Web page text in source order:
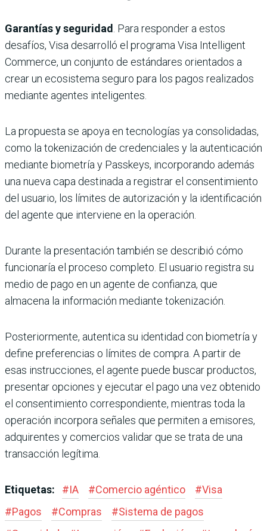
Garantías y seguridad . Para responder a estos
desafíos, Visa desarrolló el programa Visa Intelligent
Commerce, un conjunto de estándares orientados a
crear un ecosistema seguro para los pagos realizados
mediante agentes inteligentes.
La propuesta se apoya en tecnologías ya consolidadas,
como la tokenización de credenciales y la autenticación
mediante biometría y Passkeys, incorporando además
una nueva capa destinada a registrar el consentimiento
del usuario, los límites de autorización y la identificación
del agente que interviene en la operación.
Durante la presentación también se describió cómo
funcionaría el proceso completo. El usuario registra su
medio de pago en un agente de confianza, que
almacena la información mediante tokenización.
Posteriormente, autentica su identidad con biometría y
define preferencias o límites de compra. A partir de
esas instrucciones, el agente puede buscar productos,
presentar opciones y ejecutar el pago una vez obtenido
el consentimiento correspondiente, mientras toda la
operación incorpora señales que permiten a emisores,
adquirentes y comercios validar que se trata de una
transacción legítima.
Etiquetas: #IA #Comercio agéntico #Visa
#Pagos #Compras #Sistema de pagos